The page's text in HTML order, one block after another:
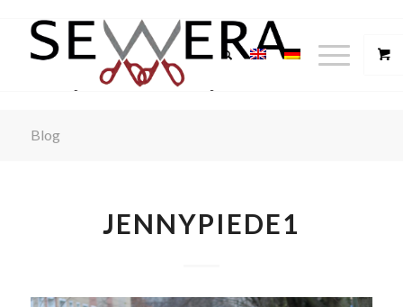
Blog
JENNYPIEDE1